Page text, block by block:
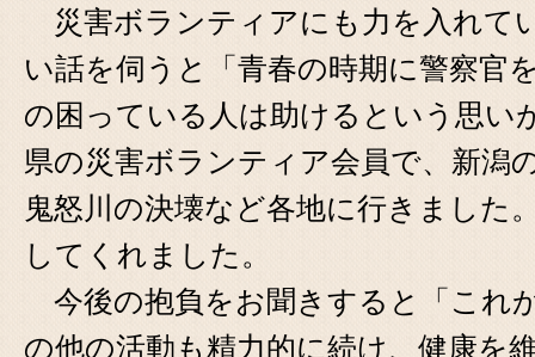
災害ボランティアにも力を入れて
い話を伺うと「青春の時期に警察官
の困っている人は助けるという思い
県の災害ボランティア会員で、新潟
鬼怒川の決壊など各地に行きました
してくれました。
今後の抱負をお聞きすると「これ
の他の活動も精力的に続け、健康を